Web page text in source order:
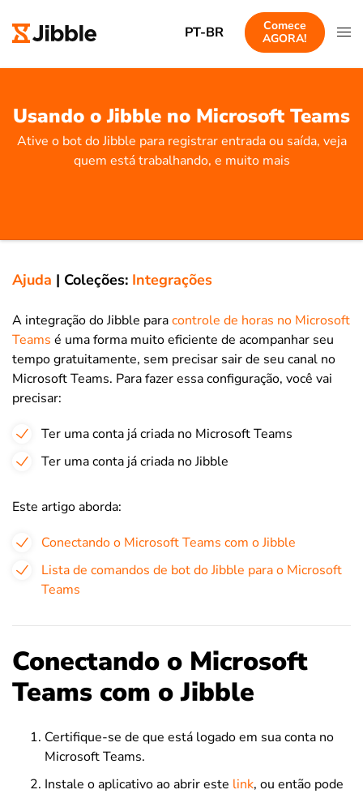
PT-BR
Comece
AGORA!
Usando o Jibble no Microsoft Teams
Ative o bot do Jibble para registrar entrada ou saída, veja
quem está trabalhando, e muito mais
Ajuda | Coleções: Integrações
A integração do Jibble paracontrole de horas no Microsoft
Teams é uma forma muito eficiente de acompanhar seu
tempo gratuitamente, sem precisar sair de seu canal no
Microsoft Teams. Para fazer essa configuração, você vai
precisar:
Ter uma conta já criada no Microsoft Teams
Ter uma conta já criada no Jibble
Este artigo aborda:
Conectando o Microsoft Teams com o Jibble
Lista de comandos de bot do Jibble para o Microsoft
Teams
Conectando o Microsoft
Teams com o Jibble
Certifique-se de que está logado em sua conta no
Microsoft Teams.
Instale o aplicativo ao abrir este link, ou então pode